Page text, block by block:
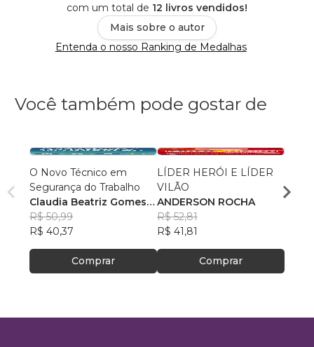
com um total de 12 livros vendidos!
Mais sobre o autor
Entenda o nosso Ranking de Medalhas
Você também pode gostar de
O Novo Técnico em
Segurança do Trabalho
Claudia Beatriz Gomes
Almeida
R$ 50,99
R$ 40,37
Comprar
LÍDER HERÓI E LÍDER
VILÃO
ANDERSON ROCHA
R$ 52,81
R$ 41,81
Comprar